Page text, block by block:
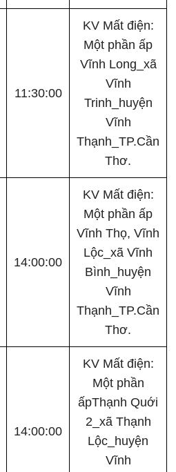
11:30:00
KV Mất điện:
Một phần ấp
Vĩnh Long_xã
Vĩnh
Trinh_huyện
Vĩnh
Thạnh_TP.Cần
Thơ.
14:00:00
KV Mất điện:
Một phần ấp
Vĩnh Thọ, Vĩnh
Lộc_xã Vĩnh
Bình_huyện
Vĩnh
Thạnh_TP.Cần
Thơ.
14:00:00
KV Mất điện:
Một phần
ấpThạnh Quới
2_xã Thạnh
Lộc_huyện
Vĩnh